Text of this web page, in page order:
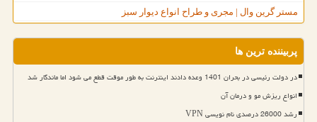
مستر گرین وال | مجری و طراح انواع دیوار سبز
پربیننده ترین ها
در دولت رئیسی در بحران 1401 وعده دادند اینترنت به طور موقت قطع می شود اما ماندگار شد
انواع ریزش مو و درمان آن
رشد 26000 درصدی نام نویسی VPN